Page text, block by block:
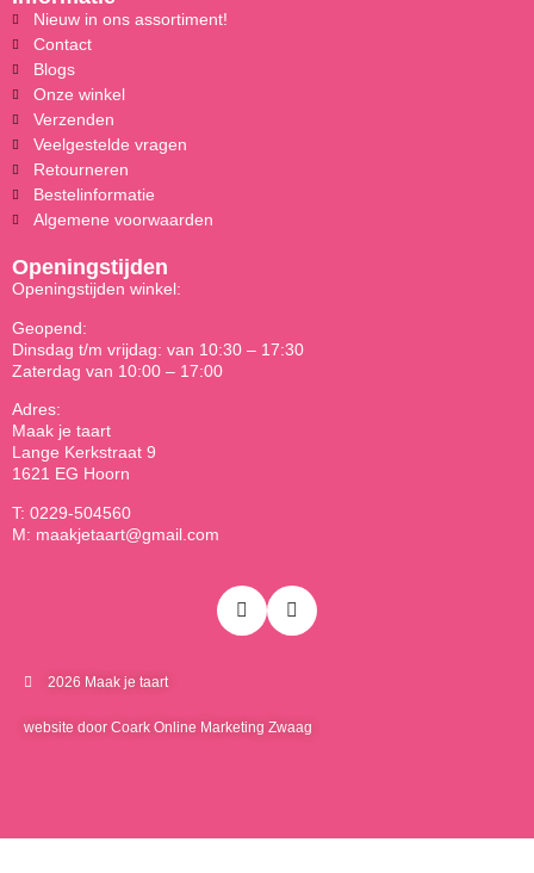
Nieuw in ons assortiment!
Contact
Blogs
Onze winkel
Verzenden
Veelgestelde vragen
Retourneren
Bestelinformatie
Algemene voorwaarden
Openingstijden
Openingstijden winkel:
Geopend:
Dinsdag t/m vrijdag: van 10:30 – 17:30
Zaterdag van 10:00 – 17:00
Adres:
Maak je taart
Lange Kerkstraat 9
1621 EG Hoorn
T: 0229-504560
M: maakjetaart@gmail.com
2026 Maak je taart
website door Coark Online Marketing Zwaag